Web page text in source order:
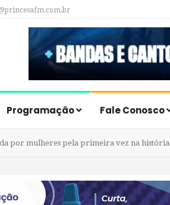
Programação Fale Conosco
por mulheres pela primeira vez na história